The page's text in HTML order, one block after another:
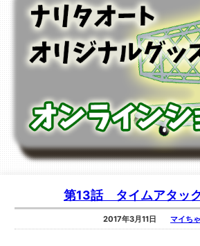
第13話 タイムアタッ
2017年3月11日 マイち